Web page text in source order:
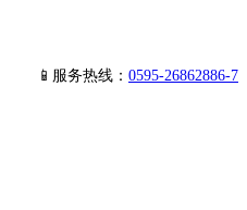
📱服务热线： 0595-26862886-7